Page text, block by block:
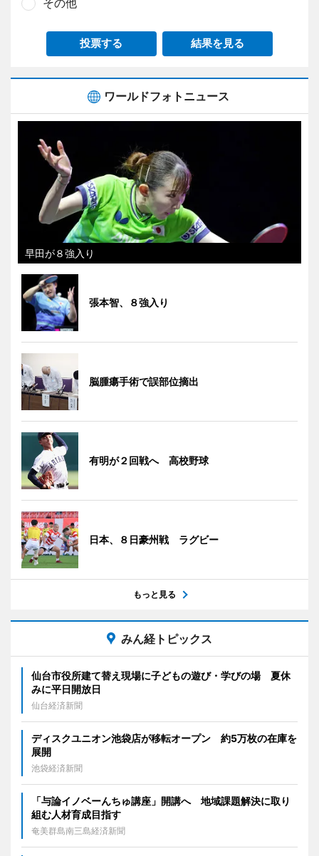
投票する 結果を見る
ワールドフォトニュース
早田が８強入り
張本智、８強入り
脳腫瘍手術で誤部位摘出
有明が２回戦へ 高校野球
日本、８日豪州戦 ラグビー
もっと見る
みん経トピックス
仙台市役所建て替え現場に子どもの遊び・学びの場 夏休
みに平日開放日
仙台経済新聞
ディスクユニオン池袋店が移転オープン 約5万枚の在庫を
展開
池袋経済新聞
「与論イノベーんちゅ講座」開講へ 地域課題解決に取り
組む人材育成目指す
奄美群島南三島経済新聞